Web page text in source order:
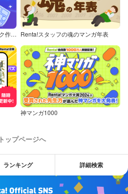
出版社が選ぶ！ネクストブレイク作品特集 Renta!スタッフの魂のマンガ年表
神マンガ1000
トップページへ
ランキング 詳細検索